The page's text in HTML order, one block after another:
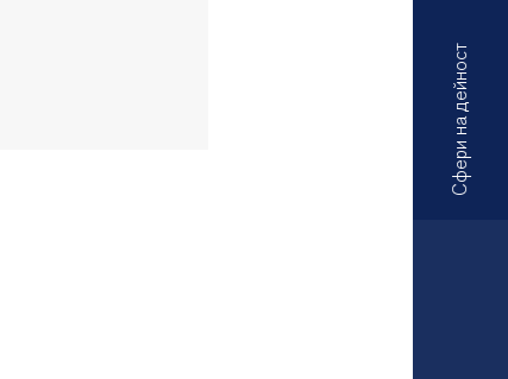
Сфери на дейност